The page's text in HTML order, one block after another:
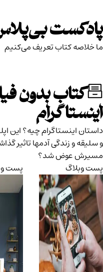
to
content
پادکست
ما خلاصه کتاب تعریف می‌کنیم
کتاب بدون
اینستاگرام
داستان اینستاگرام چیه؟ این
و سلیقه و زندگی آدمها تاثیر
مسیرش عوض شد؟
پست وبلاگ
پست